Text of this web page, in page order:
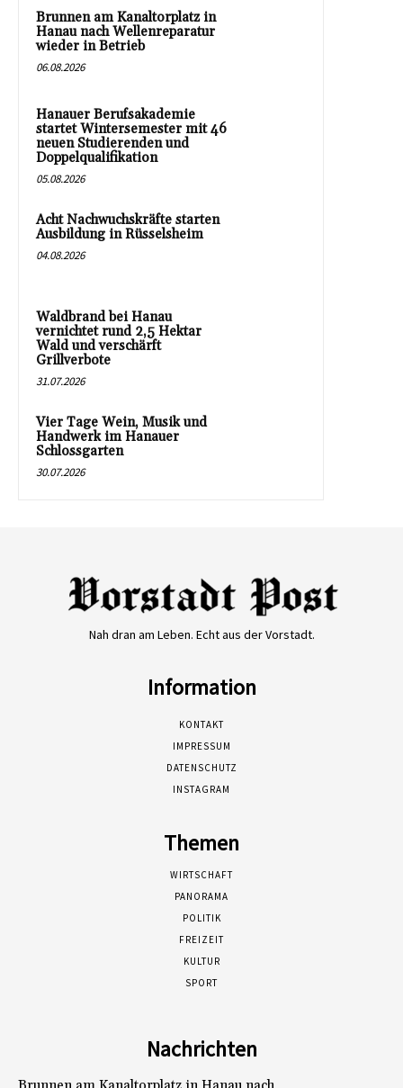
Brunnen am Kanaltorplatz in
Hanau nach Wellenreparatur
wieder in Betrieb
06.08.2026
Hanauer Berufsakademie
startet Wintersemester mit 46
neuen Studierenden und
Doppelqualifikation
05.08.2026
Acht Nachwuchskräfte starten
Ausbildung in Rüsselsheim
04.08.2026
Waldbrand bei Hanau
vernichtet rund 2,5 Hektar
Wald und verschärft
Grillverbote
31.07.2026
Vier Tage Wein, Musik und
Handwerk im Hanauer
Schlossgarten
30.07.2026
Nah dran am Leben. Echt aus der Vorstadt.
Information
KONTAKT
IMPRESSUM
DATENSCHUTZ
INSTAGRAM
Themen
WIRTSCHAFT
PANORAMA
POLITIK
FREIZEIT
KULTUR
SPORT
Nachrichten